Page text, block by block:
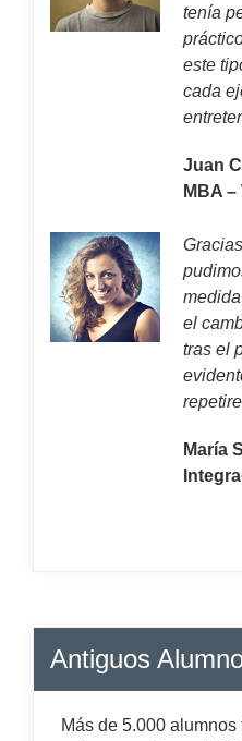
tenía
este
cada
Juan
MBA
el
tras el
María
Antiguos
Más de 5.000